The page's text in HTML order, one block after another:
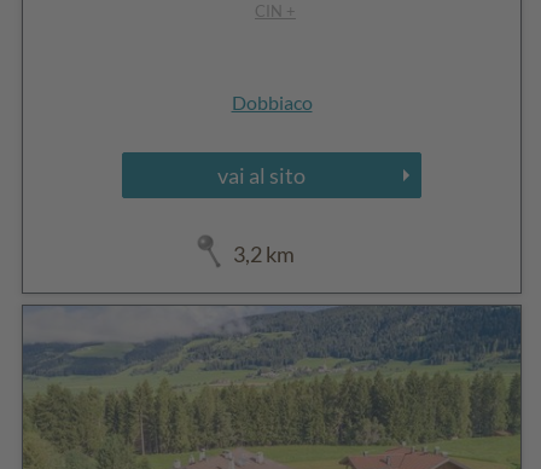
CIN +
Dobbiaco
vai al sito
3,2 km